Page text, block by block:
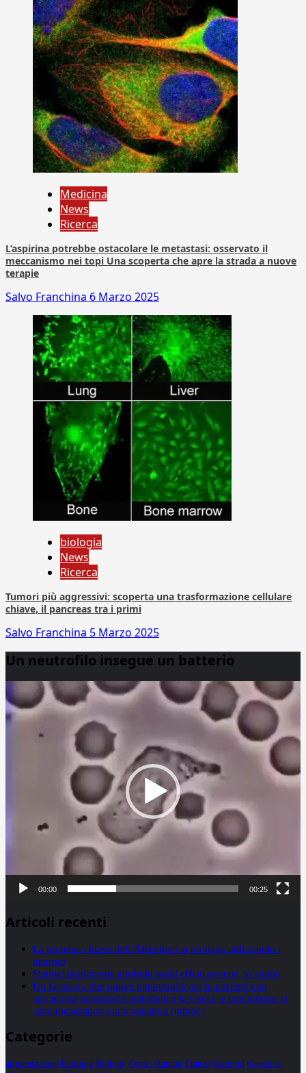
Medicina
News
Ricerca
L’aspirina potrebbe ostacolare le metastasi: osservato il
meccanismo nei topi Una scoperta che apre la strada a nuove
terapie
Salvo Franchina 6 Marzo 2025
biologia
News
Ricerca
Tumori più aggressivi: scoperta una trasformazione cellulare
chiave, il pancreas tra i primi
Salvo Franchina 5 Marzo 2025
Un neutrofilo insegue un batterio
Player
00:00 00:25
Articoli recenti
La proteina chiave dell’Alzheimer si propaga utilizzando i
neuroni
Statine: inutilmente attribuiti molti effetti avversi, lo studio
Un farmaco, due nuove opportunità per le pazienti con
carcinoma mammario metastatico hr+/her2- e con tumore al
seno metastatico triplo negativo (mtnbc)
Categorie
alimentazione biologia Biology Com. Stampa Epatiti featured Genetica